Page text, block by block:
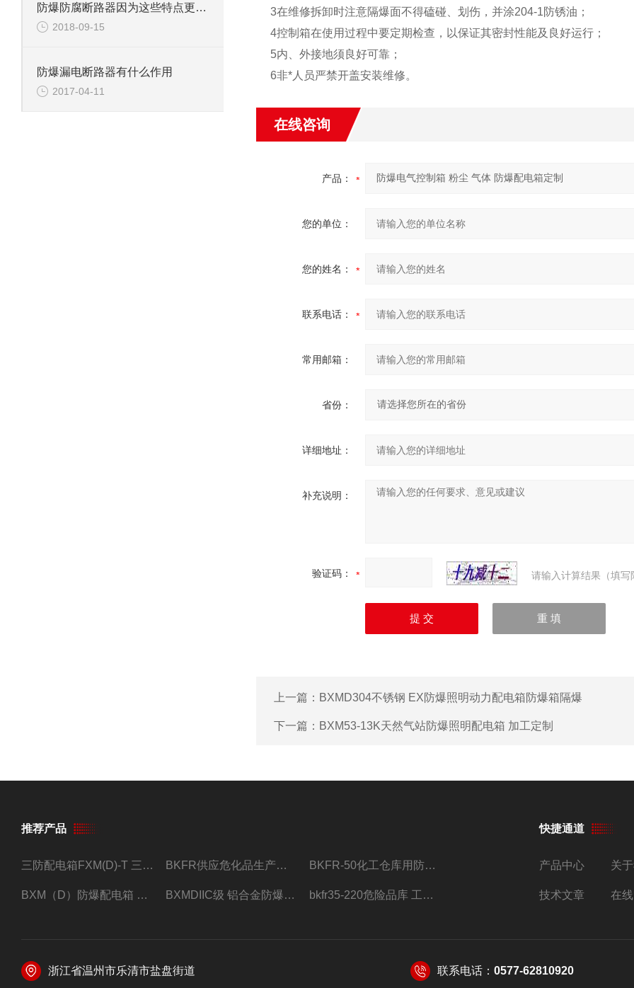
防爆防腐断路器因为这些特点更加受人喜爱
2018-09-15
防爆漏电断路器有什么作用
2017-04-11
3在维修拆卸时注意隔爆面不得磕碰、划伤，并涂204-1防锈油；
4控制箱在使用过程中要定期检查，以保证其密封性能及良好运行；
5内、外接地须良好可靠；
6非*人员严禁开盖安装维修。
在线咨询
产品：
您的单位：
您的姓名：
联系电话：
常用邮箱：
省份：
详细地址：
补充说明：
验证码： 请输入计算结果（填
上一篇： BXMD304不锈钢 EX防爆照明动力配电箱防爆箱隔爆
下一篇： BXM53-13K天然气站防爆照明配电箱 加工定制
推荐产品
三防配电箱FXM(D)-T 三防型黑色工程塑料 BKFR供应危化品生产车间1.5匹2匹3匹5匹防爆空调 BKFR-50化工仓库用防爆空调器 加工定制改装
BXM（D）防爆配电箱 防爆照明动力箱厂家 定做 BXMDIIC级 铝合金防爆照明动力配电箱 加工定做 bkfr35-220危险品库 工业1.5匹格力挂式防爆空调
快捷通道
产品中心 关
技术文章 在
浙江省温州市乐清市盐盘街道 联系电话： 0577-62810920